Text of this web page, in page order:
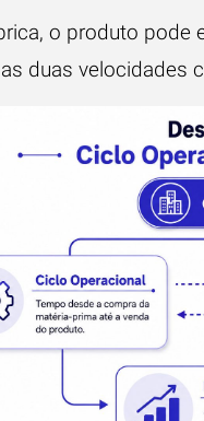
o produto pode
duas velocidades